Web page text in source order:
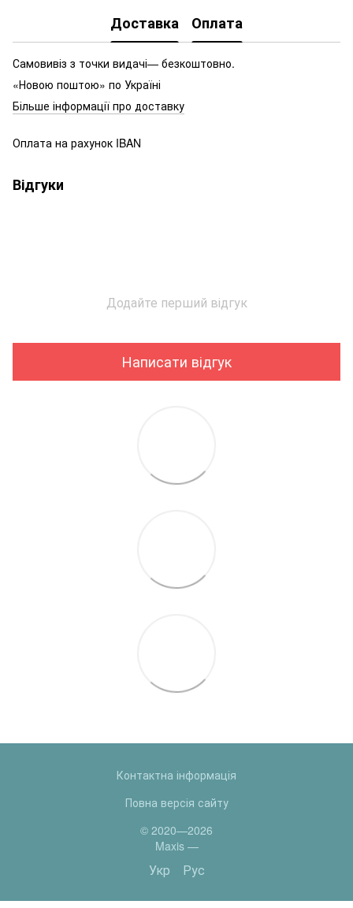
Доставка Оплата
Самовивіз з точки видачі— безкоштовно.
«Новою поштою» по Україні
Більше інформації про доставку
Оплата на рахунок IBAN
Відгуки
Додайте перший відгук
Написати відгук
Контактна інформація
Повна версія сайту
© 2020—2026
Maxis —
Укр Рус